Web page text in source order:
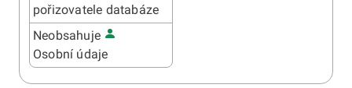
pořizovatele databáze
Neobsahuje
Osobní údaje